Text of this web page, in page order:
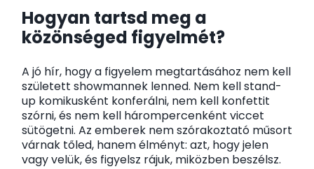
Hogyan tartsd meg a
közönséged figyelmét?
A jó hír, hogy a figyelem megtartásához nem kell
született showmannek lenned. Nem kell stand-
up komikusként konferálni, nem kell konfettit
szórni, és nem kell hárompercenként viccet
sütögetni. Az emberek nem szórakoztató műsort
várnak tőled, hanem élményt: azt, hogy jelen
vagy velük, és figyelsz rájuk, miközben beszélsz.